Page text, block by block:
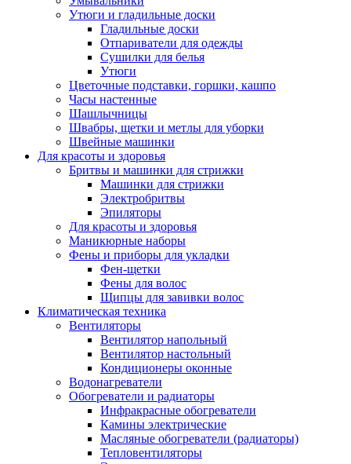
Утюги и гладильные доски
Гладильные доски
Отпариватели для одежды
Сушилки для белья
Утюги
Цветочные подставки, горшки, кашпо
Часы настенные
Шашлычницы
Швабры, щетки и метлы для уборки
Швейные машинки
Для красоты и здоровья
Бритвы и машинки для стрижки
Машинки для стрижки
Электробритвы
Эпиляторы
Для красоты и здоровья
Маникюрные наборы
Фены и приборы для укладки
Фен-щетки
Фены для волос
Щипцы для завивки волос
Климатическая техника
Вентиляторы
Вентилятор напольный
Вентилятор настольный
Кондиционеры оконные
Водонагреватели
Обогреватели и радиаторы
Инфракрасные обогреватели
Камины электрические
Масляные обогреватели (радиаторы)
Тепловентиляторы